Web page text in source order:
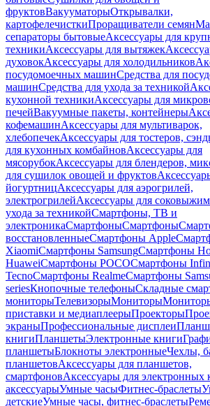
фруктовВакууматорыОткрывалки,
картофелечисткиПроращиватели семян
сепараторы бытовыеАксессуары для
техникиАксессуары для вытяжек
духовокАксессуары для холодильников
посудомоечных машинСредства для
машинСредства для ухода за техникой
кухонной техникиАксессуары для
печейВакуумные пакеты, контейнеры
кофемашинАксессуары для мультиварок,
хлебопечекАксессуары для тостеров,
для кухонных комбайновАксессуары для
мясорубокАксессуары для блендеров,
для сушилок овощей и фруктов
йогуртницАксессуары для аэрогрилей,
электрогрилейАксессуары для
ухода за техникойСмартфоны, ТВ и
электроникаСмартфоныСмартфоны
восстановленныеСмартфоны Apple
XiaomiСмартфоны SamsungСмартфоны
HuaweiСмартфоны POCOСмартфоны
TecnoСмартфоны RealmeСмартфоны
seriesКнопочные телефоныСкладные
мониторыТелевизорыМониторы
приставки и медиаплеерыПроекторы
экраныПрофессиональные дисплеи
книгиПланшетыЭлектронные книги
планшетыБлокноты электронныеЧехлы,
планшетовАксессуары для планшетов,
смартфоновАксессуары для электронных
аксессуарыУмные часыФитнес-браслеты
детскиеУмные часы, фитнес-браслеты